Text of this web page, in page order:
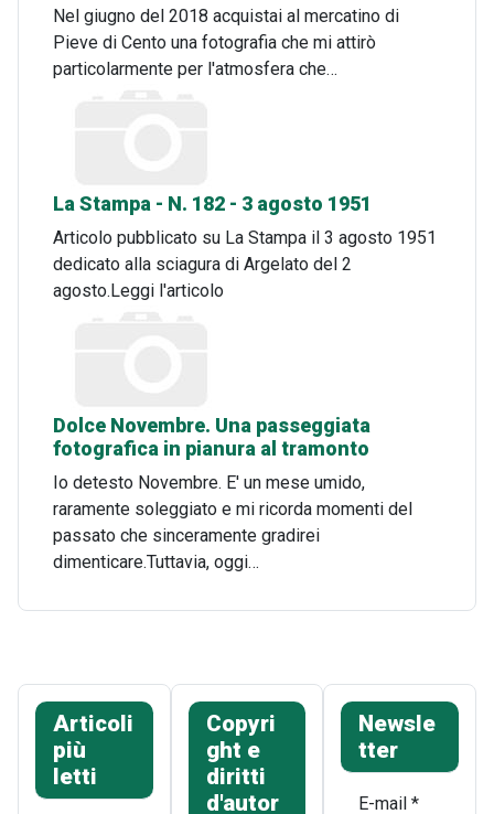
Nel giugno del 2018 acquistai al mercatino di
Pieve di Cento una fotografia che mi attirò
particolarmente per l'atmosfera che…
La Stampa - N. 182 - 3 agosto 1951
Articolo pubblicato su La Stampa il 3 agosto 1951
dedicato alla sciagura di Argelato del 2
agosto.Leggi l'articolo
Dolce Novembre. Una passeggiata
fotografica in pianura al tramonto
Io detesto Novembre. E' un mese umido,
raramente soleggiato e mi ricorda momenti del
passato che sinceramente gradirei
dimenticare.Tuttavia, oggi…
Articoli
più
letti
Copyri
ght e
diritti
d'autor
Newsle
tter
E-mail*